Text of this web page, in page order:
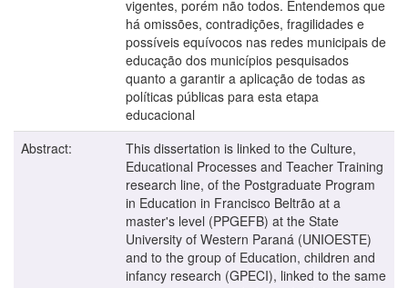
vigentes, porém não todos. Entendemos que
há omissões, contradições, fragilidades e
possíveis equívocos nas redes municipais de
educação dos municípios pesquisados
quanto a garantir a aplicação de todas as
políticas públicas para esta etapa
educacional
Abstract:
This dissertation is linked to the Culture,
Educational Processes and Teacher Training
research line, of the Postgraduate Program
in Education in Francisco Beltrão at a
master's level (PPGEFB) at the State
University of Western Paraná (UNIOESTE)
and to the group of Education, children and
infancy research (GPECI), linked to the same